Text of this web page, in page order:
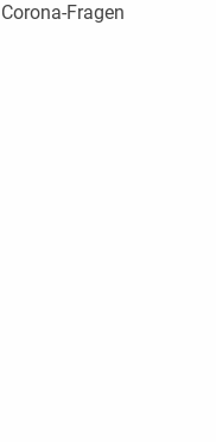
Corona-Fragen